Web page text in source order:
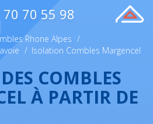
70 70 55 98
Rhone Alpes /
/ Isolation Combles Margencel
COMBLES
À PARTIR DE